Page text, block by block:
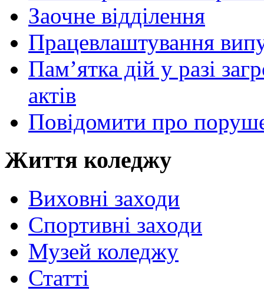
Заочне відділення
Працевлаштування
Пам’ятка дій у разі
актів
Повідомити про
Життя коледжу
Виховні заходи
Спортивні заходи
Музей коледжу
Статті